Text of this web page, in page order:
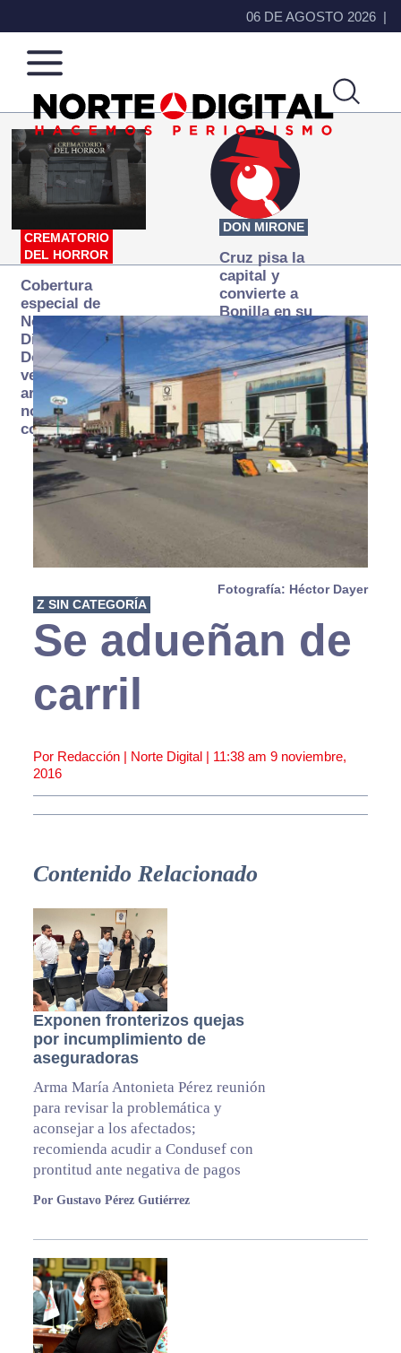
06 DE AGOSTO 2026
Norte
de
Ciudad
Más
que
noticias,
hacemos periodismo
CREMATORIO
DEL HORROR
Cobertura
especial de
Norte
Digital:
Donde la
verdad
arde… pero
no se
consume
DON MIRONE
Cruz pisa la
capital y
convierte a
Bonilla en su
primer blanco
Fotografía: Héctor Dayer
Z SIN CATEGORÍA
Se adueñan de
carril
Por Redacción | Norte Digital | 11:38 am 9 noviembre,
2016
Contenido Relacionado
Exponen fronterizos quejas
por incumplimiento de
aseguradoras
Arma María Antonieta Pérez reunión
para revisar la problemática y
aconsejar a los afectados;
recomienda acudir a Condusef con
prontitud ante negativa de pagos
Por Gustavo Pérez Gutiérrez